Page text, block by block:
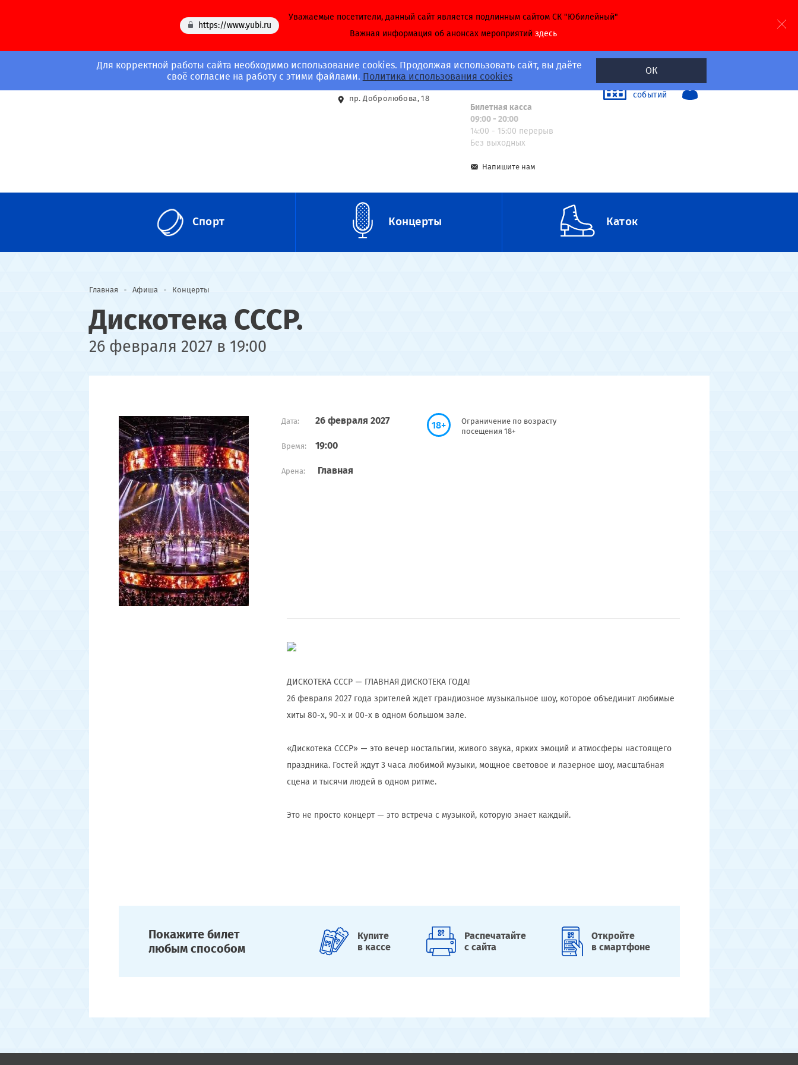
Для корректной работы сайта необходимо использование cookies. Продолжая использовать сайт, вы даёте
своё согласие на работу с этими файлами. Политика использования cookies
ОК
https://www.yubi.ru
Уважаемые посетители, данный сайт является подлинным сайтом СК "Юбилейный"
Важная информация об анонсах мероприятий здесь
Адрес
пр. Добролюбова, 18
Call-центр
8 (812) 703-40-40
Билетная касса
09:00 - 20:00
14:00 - 15:00 перерыв
Без выходных
Напишите нам
Календарь
событий
Спорт Концерты Каток
Главная Афиша Концерты
Дискотека СССР.
26 февраля 2027 в 19:00
Дата: 26 февраля 2027
Время: 19:00
Арена: Главная
18+
Ограничение по возрасту
посещения 18+
ДИСКОТЕКА СССР — ГЛАВНАЯ ДИСКОТЕКА ГОДА!
26 февраля 2027 года зрителей ждет грандиозное музыкальное шоу, которое объединит любимые
хиты 80-х, 90-х и 00-х в одном большом зале.
«Дискотека СССР» — это вечер ностальгии, живого звука, ярких эмоций и атмосферы настоящего
праздника. Гостей ждут 3 часа любимой музыки, мощное световое и лазерное шоу, масштабная
сцена и тысячи людей в одном ритме.
Это не просто концерт — это встреча с музыкой, которую знает каждый.
Покажите билет
любым способом
Купите
в кассе
Распечатайте
с сайта
Откройте
в смартфоне